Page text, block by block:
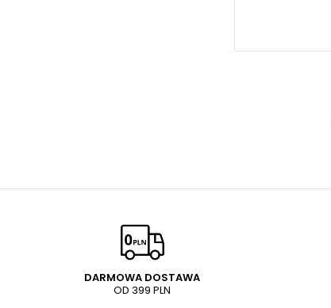
DARMOWA DOSTAWA
OD 399 PLN